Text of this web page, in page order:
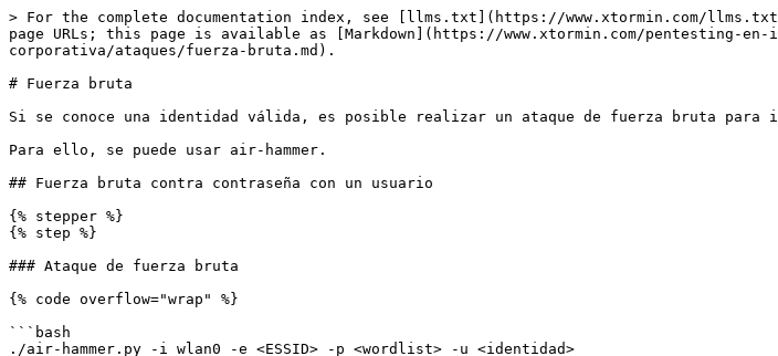
> For the complete documentation index, see [llms.txt](https://www.xtormin.com/
page URLs; this page is available as [Markdown](https://www.xtormin.com/pentesting-
corporativa/ataques/fuerza-bruta.md).
# Fuerza bruta
Si se conoce una identidad válida, es posible realizar un ataque de fuerza bruta para
Para ello, se puede usar air-hammer.
## Fuerza bruta contra contraseña con un usuario
{% stepper %}
{% step %}
### Ataque de fuerza bruta
{% code overflow="wrap" %}
```bash
./air-hammer.py -i wlan0 -e <ESSID> -p <wordlist> -u <identidad>